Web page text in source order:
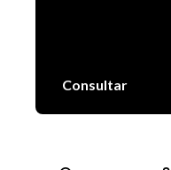
Consultar